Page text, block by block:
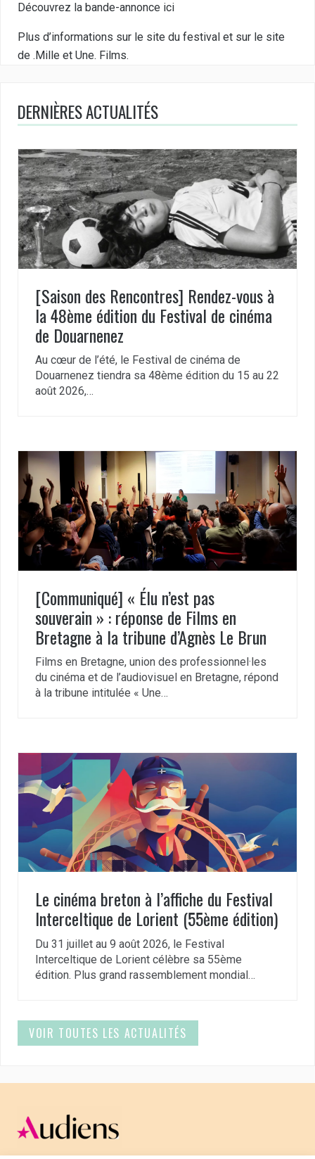
Découvrez la bande-annonce ici
Plus d’informations sur le site du festival et sur le site
de .Mille et Une. Films.
DERNIÈRES ACTUALITÉS
[Saison des Rencontres] Rendez-vous à
la 48ème édition du Festival de cinéma
de Douarnenez
Au cœur de l’été, le Festival de cinéma de
Douarnenez tiendra sa 48ème édition du 15 au 22
août 2026,…
[Communiqué] « Élu n’est pas
souverain » : réponse de Films en
Bretagne à la tribune d’Agnès Le Brun
Films en Bretagne, union des professionnel·les
du cinéma et de l’audiovisuel en Bretagne, répond
à la tribune intitulée « Une…
Le cinéma breton à l’affiche du Festival
Interceltique de Lorient (55ème édition)
Du 31 juillet au 9 août 2026, le Festival
Interceltique de Lorient célèbre sa 55ème
édition. Plus grand rassemblement mondial…
VOIR TOUTES LES ACTUALITÉS